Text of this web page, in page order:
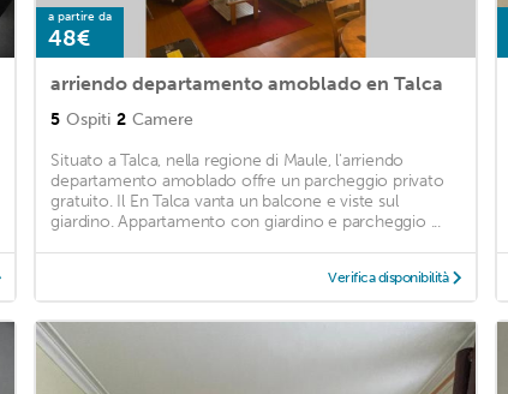
a partire da
48€
arriendo departamento amoblado en Talca
5 Ospiti 2 Camere
Situato a Talca, nella regione di Maule, l'arriendo
departamento amoblado offre un parcheggio privato
gratuito. Il En Talca vanta un balcone e viste sul
giardino. Appartamento con giardino e parcheggio ...
Verifica disponibilità